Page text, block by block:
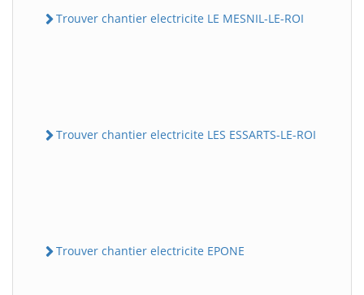
Trouver chantier electricite LE MESNIL-LE-ROI
Trouver chantier electricite LES ESSARTS-LE-ROI
Trouver chantier electricite EPONE